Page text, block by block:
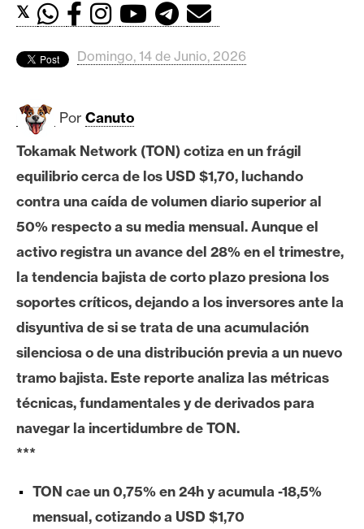
d
s
B
t
c
o
i
E
t
e
r
e
u
I
A
𝕏
Domingo, 14 de Junio, 2026
Por Canuto
Tokamak Network (TON) cotiza en un frágil
equilibrio cerca de los USD $1,70, luchando
contra una caída de volumen diario superior al
50% respecto a su media mensual. Aunque el
activo registra un avance del 28% en el trimestre,
la tendencia bajista de corto plazo presiona los
soportes críticos, dejando a los inversores ante la
disyuntiva de si se trata de una acumulación
silenciosa o de una distribución previa a un nuevo
tramo bajista. Este reporte analiza las métricas
técnicas, fundamentales y de derivados para
navegar la incertidumbre de TON.
***
TON cae un 0,75% en 24h y acumula -18,5%
mensual, cotizando a USD $1,70